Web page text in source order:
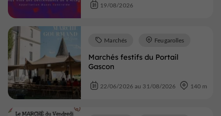
19/08/2026
Marchés festifs du Portail
Gascon
Marchés Feugarolles
22/06/2026 au 31/08/2026 140 m